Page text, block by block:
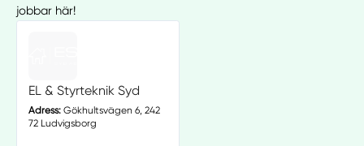
jobbar här!
EL & Styrteknik Syd
Adress:Gökhultsvägen 6, 242
72 Ludvigsborg